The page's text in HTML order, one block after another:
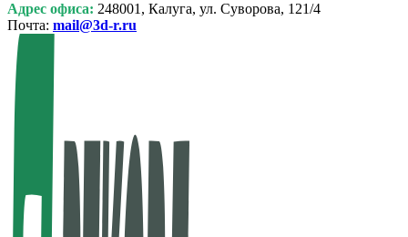
Адрес офиса: 248001, Калуга, ул. Суворова, 121/4
Почта: mail@3d-r.ru